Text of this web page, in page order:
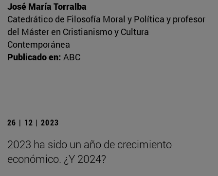
José María Torralba
Catedrático de Filosofía Moral y Política y profesor
del Máster en Cristianismo y Cultura
Contemporánea
Publicado en: ABC
26 | 12 | 2023
2023 ha sido un año de crecimiento
económico. ¿Y 2024?